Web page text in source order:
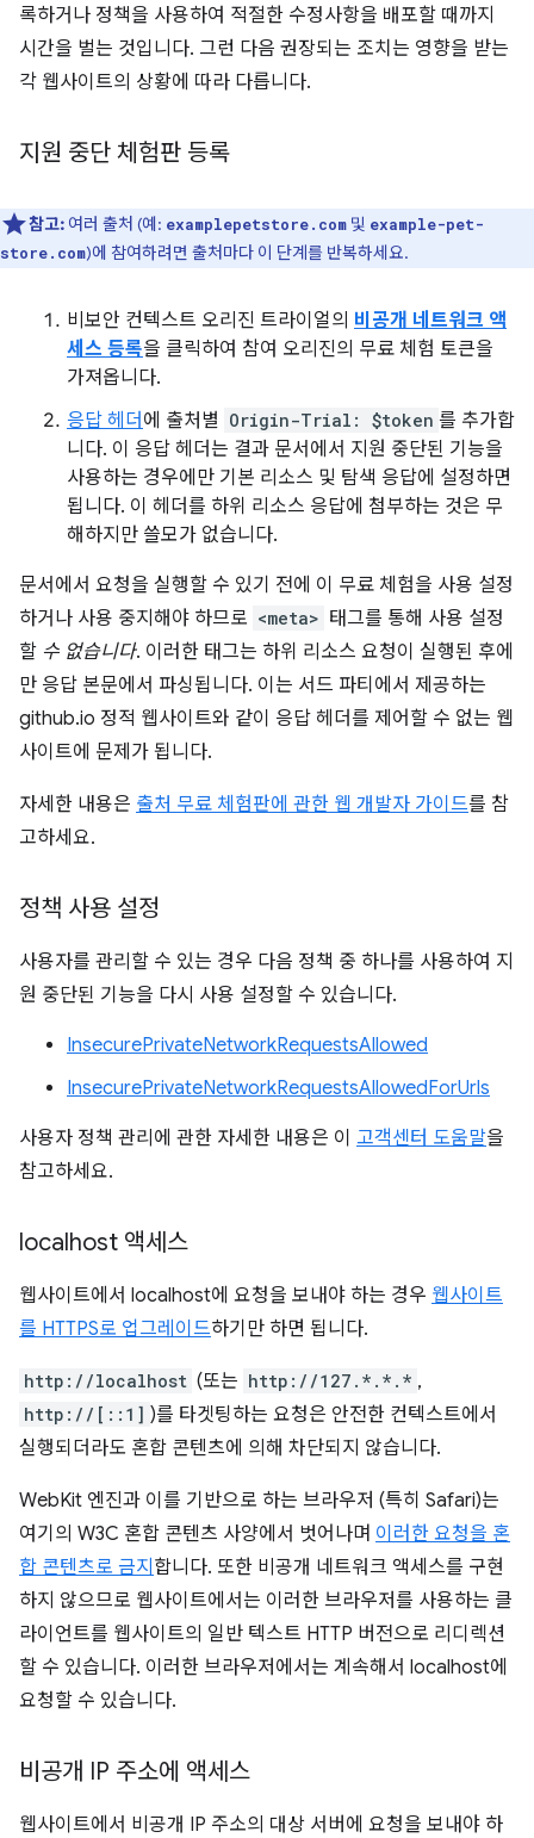
록하거나 정책을 사용하여 적절한 수정사항을 배포할 때까지
시간을 벌는 것입니다. 그런 다음 권장되는 조치는 영향을 받는
각 웹사이트의 상황에 따라 다릅니다.
지원 중단 체험판 등록
참고: 여러 출처 (예: examplepetstore.com 및 example-pet-
store.com)에 참여하려면 출처마다 이 단계를 반복하세요.
비보안 컨텍스트 오리진 트라이얼의 비공개 네트워크 액
세스 등록을 클릭하여 참여 오리진의 무료 체험 토큰을
가져옵니다.
응답 헤더 에 출처별 Origin-Trial: $token 를 추가합
니다. 이 응답 헤더는 결과 문서에서 지원 중단된 기능을
사용하는 경우에만 기본 리소스 및 탐색 응답에 설정하면
됩니다. 이 헤더를 하위 리소스 응답에 첨부하는 것은 무
해하지만 쓸모가 없습니다.
문서에서 요청을 실행할 수 있기 전에 이 무료 체험을 사용 설정
하거나 사용 중지해야 하므로 <meta> 태그를 통해 사용 설정
할 수 없습니다. 이러한 태그는 하위 리소스 요청이 실행된 후에
만 응답 본문에서 파싱됩니다. 이는 서드 파티에서 제공하는
github.io 정적 웹사이트와 같이 응답 헤더를 제어할 수 없는 웹
사이트에 문제가 됩니다.
자세한 내용은 출처 무료 체험판에 관한 웹 개발자 가이드를 참
고하세요.
정책 사용 설정
사용자를 관리할 수 있는 경우 다음 정책 중 하나를 사용하여 지
원 중단된 기능을 다시 사용 설정할 수 있습니다.
InsecurePrivateNetworkRequestsAllowed
InsecurePrivateNetworkRequestsAllowedForUrls
사용자 정책 관리에 관한 자세한 내용은 이 고객센터 도움말을
참고하세요.
localhost 액세스
웹사이트에서 localhost에 요청을 보내야 하는 경우 웹사이트
를 HTTPS로 업그레이드하기만 하면 됩니다.
http://localhost (또는 http://127.*.*.* ,
http://[::1] )를 타겟팅하는 요청은 안전한 컨텍스트에서
실행되더라도 혼합 콘텐츠에 의해 차단되지 않습니다.
WebKit 엔진과 이를 기반으로 하는 브라우저 (특히 Safari)는
여기의 W3C 혼합 콘텐츠 사양에서 벗어나며 이러한 요청을 혼
합 콘텐츠로 금지 합니다. 또한 비공개 네트워크 액세스를 구현
하지 않으므로 웹사이트에서는 이러한 브라우저를 사용하는 클
라이언트를 웹사이트의 일반 텍스트 HTTP 버전으로 리디렉션
할 수 있습니다. 이러한 브라우저에서는 계속해서 localhost에
요청할 수 있습니다.
비공개 IP 주소에 액세스
웹사이트에서 비공개 IP 주소의 대상 서버에 요청을 보내야 하